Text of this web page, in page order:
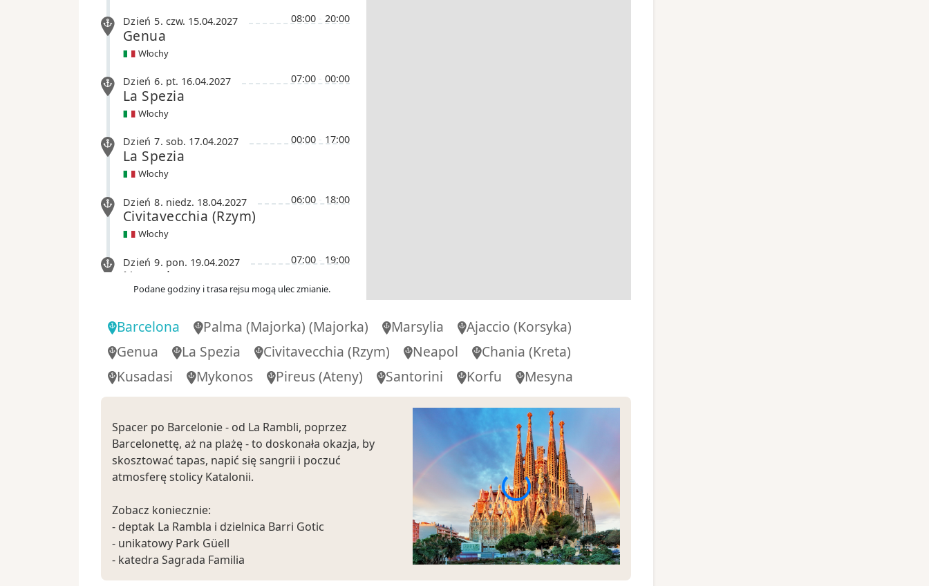
08:00 - 20:00
Dzień 5. czw. 15.04.2027
Genua
Włochy
07:00 - 00:00
Dzień 6. pt. 16.04.2027
La Spezia
Włochy
00:00 - 17:00
Dzień 7. sob. 17.04.2027
La Spezia
Włochy
06:00 - 18:00
Dzień 8. niedz. 18.04.2027
Civitavecchia (Rzym)
Włochy
07:00 - 19:00
Dzień 9. pon. 19.04.2027
Neapol
Włochy
Dzień 10. wt. 20.04.2027
Dzień na morzu
Dzień 11 .śr. 21.04.2027
Chania (Kreta)
Grecja
-
Dzień 12 .czw.22.04.2027
Dzień na morzu
Dzień 13.pt.23.04.2027
Turcja
07:00-21:00
Dzień 14 sob. 24.04.2027
Mykonos
Podane godziny i trasa rejsu mogą ulec zmianie.
Barcelona Palma (Majorka) (Majorka) Marsylia Ajaccio (Korsyka)
Genua
La Spezia Civitavecchia (Rzym) Neapol Chania (Kreta)
Kusadasi
Mykonos Pireus (Ateny) Santorini Korfu Mesyna
Spacer po Barcelonie - od La Rambli, poprzez
Barcelonettę, aż na plażę - to doskonała okazja, by
skosztować tapas, napić się sangrii i poczuć
atmosferę stolicy Katalonii.
Zobacz koniecznie:
- deptak La Rambla i dzielnica Barri Gotic
- unikatowy Park Güell
- katedra Sagrada Familia